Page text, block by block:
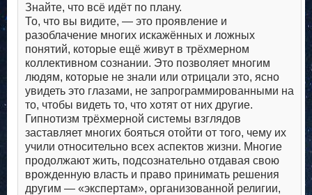
Знайте, что всё идёт по плану.
То, что вы видите, — это проявление и
разоблачение многих искажённых и ложных
понятий, которые ещё живут в трёхмерном
коллективном сознании. Это позволяет многим
людям, которые не знали или отрицали это, ясно
увидеть это глазами, не запрограммированными на
то, чтобы видеть то, что хотят от них другие.
Гипнотизм трёхмерной системы взглядов
заставляет многих бояться отойти от того, чему их
учили относительно всех аспектов жизни. Многие
продолжают жить, подсознательно отдавая свою
врожденную власть и право принимать решения
другим — «экспертам», организованной религии,